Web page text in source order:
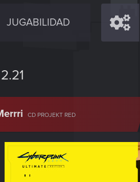
JUGABILIDAD
CD PROJEKT RED